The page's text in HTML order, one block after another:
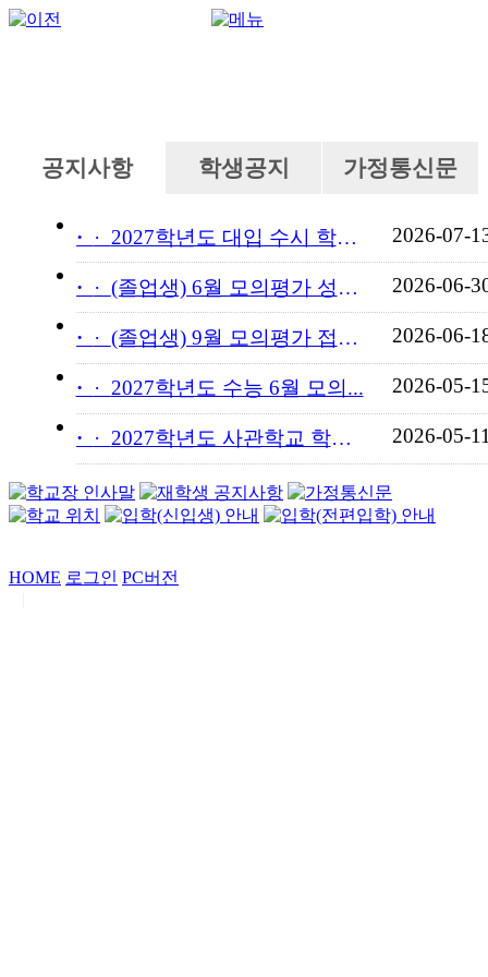
공지사항 학생공지 가정통신문
· 2027학년도 대입 수시 학교... 2026-07-
· (졸업생) 6월 모의평가 성적... 2026-06-
· (졸업생) 9월 모의평가 접수... 2026-06-
· 2027학년도 수능 6월 모의... 2026-05-
· 2027학년도 사관학교 학교장... 2026-05-
HOME 로그인 PC버전